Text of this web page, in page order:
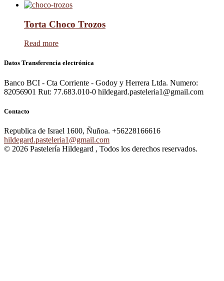
Torta Choco Trozos
Read more
Datos Transferencia electrónica
Banco BCI - Cta Corriente - Godoy y Herrera Ltda. Numero:
82056901 Rut: 77.683.010-0 hildegard.pasteleria1@gmail.com
Contacto
Republica de Israel 1600, Ñuñoa. +56228166616
hildegard.pasteleria1@gmail.com
© 2026 Pastelería Hildegard , Todos los derechos reservados.